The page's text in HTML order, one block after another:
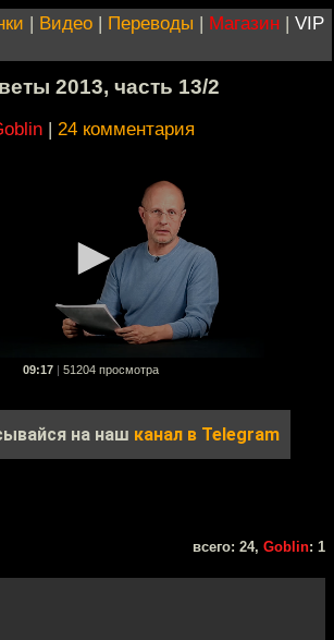
| Видео | Переводы | Магазин | VIP
2013, часть 13/2
| 24 комментария
09:17 51204 просмотра
на наш канал в Telegram
всего: 24, Goblin: 1